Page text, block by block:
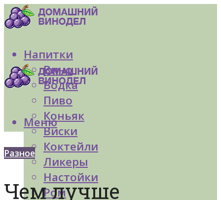
Напитки
Вино
Водка
Пиво
Коньяк
Виски
Коктейли
Ликеры
Настойки
Ром
Меню
Разное
Чем лучше